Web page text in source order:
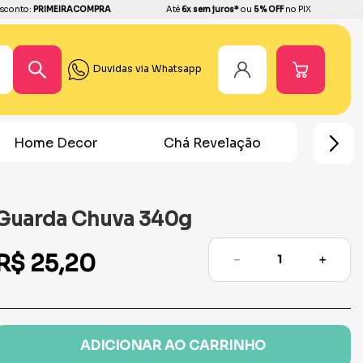
PRIMEIRACOMPRA Até6x sem juros*ou 5% OFFno PIX
Duvidas via Whatsapp
Home Decor Chá Revelação Festa
Chuva 340g
25,20 ＋
－
ADICIONAR AO CARRINHO